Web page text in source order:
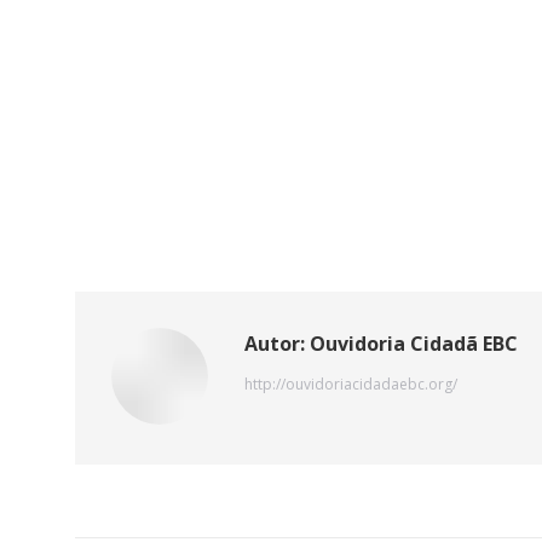
Autor: Ouvidoria Cidadã EBC
http://ouvidoriacidadaebc.org/